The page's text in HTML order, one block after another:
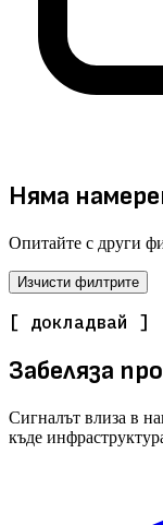
Няма
Опитайте с други
Изчисти филтрите
[ докладвай ]
Забеляза
Сигналът влиза в
къде